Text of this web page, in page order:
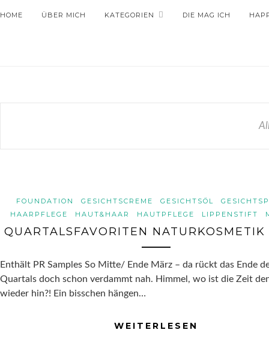
HOME ÜBER MICH KATEGORIEN DIE MAG ICH
FOUNDATION GESICHTSCREME GESICHTSÖL
HAARPFLEGE
HAUT&HAAR HAUTPFLEGE LIPPENSTIFT
QUARTALSFAVORITEN NATURKOSMETIK
Enthält PR Samples So Mitte/ Ende März – da rückt das Ende
Quartals doch schon verdammt nah. Himmel, wo ist die Zeit
wieder hin?! Ein bisschen hängen…
WEITERLESEN